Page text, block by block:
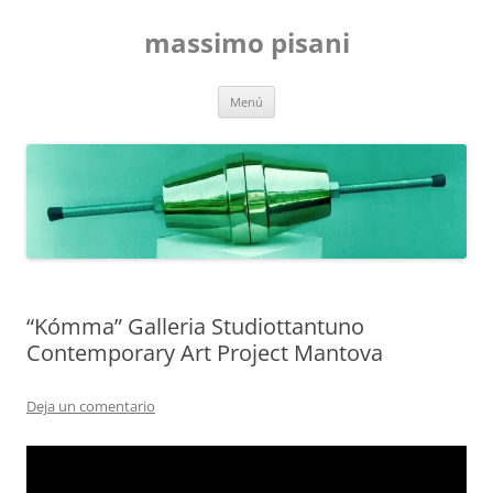
massimo pisani
Menú
“Kómma” Galleria Studiottantuno
Contemporary Art Project Mantova
Deja un comentario